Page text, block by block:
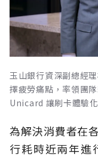
玉山銀行資深副總經
擇疲勞痛點，率領團
Unicard 讓刷卡體驗化
為解決消費者在
行耗時近兩年進